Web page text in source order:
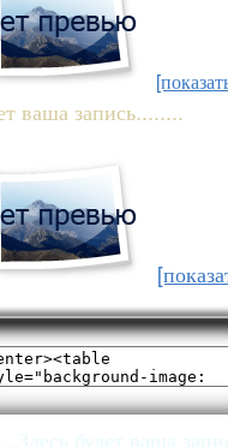
ваша запись........